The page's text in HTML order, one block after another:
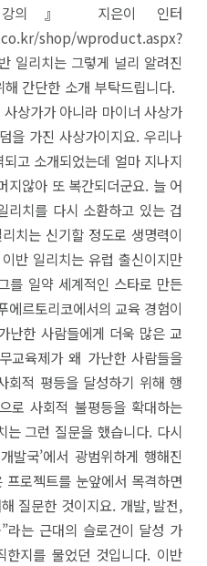
』 지은이 인터
shop/wproduct.aspx?
리치는 그렇게 널리 알려진
간단한 소개 부탁드립니다.
상가가 아니라 마이너 사상가
을 가진 사상가이지요. 우리나
고 소개되었는데 얼마 지나지
지않아 또 복간되더군요. 늘 어
리치를 다시 소환하고 있는 겁
치는 신기할 정도로 생명력이
일리치는 유럽 출신이지만
를 일약 세계적인 스타로 만든
르토리코에서의 교육 경험이
난한 사람들에게 더욱 많은 교
교육제가 왜 가난한 사람들을
회적 평등을 달성하기 위해 행
로 사회적 불평등을 확대하는
는 그런 질문을 했습니다. 다시
발국’에서 광범위하게 행해진
로젝트를 눈앞에서 목격하면
질문한 것이지요. 개발, 발전,
라는 근대의 슬로건이 달성 가
한지를 물었던 것입니다. 이반